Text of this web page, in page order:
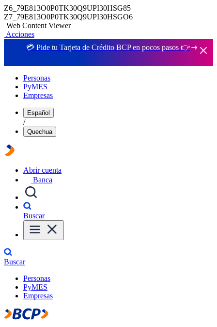
Z6_79E813O0P0TK30Q9UPI30HSG85
Z7_79E813O0P0TK30Q9UPI30HSGO6
Web Content Viewer
Acciones
💳 Pide tu Tarjeta de Crédito BCP en pocos pasos 👉
Personas
PyMES
Empresas
Español
/
Quechua
Abrir cuenta
Banca
Buscar
Buscar
Personas
PyMES
Empresas